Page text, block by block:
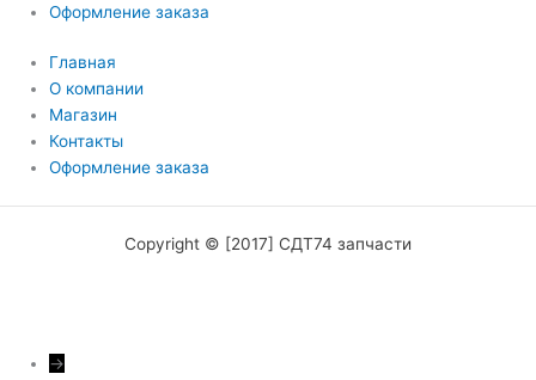
Оформление заказа
Главная
О компании
Магазин
Контакты
Оформление заказа
Copyright © [2017] СДТ74 запчасти
→